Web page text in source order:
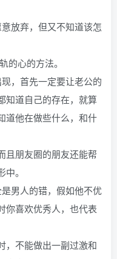
放弃，但又不知道该怎
的心的方法。
，首先一定要让老公的
知道自己的存在，就算
道他在做些什么，和什
且朋友圈的朋友还能帮
。
男人的错，假如他不优
你喜欢优秀人，也代表
，不能做出一副过激和